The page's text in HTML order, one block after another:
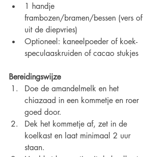
1 handje
frambozen/bramen/bessen (vers of
uit de diepvries)
Optioneel: kaneelpoeder of koek-
speculaaskruiden of cacao stukjes
Bereidingswijze
Doe de amandelmelk en het
chiazaad in een kommetje en roer
goed door.
Dek het kommetje af, zet in de
koelkast en laat minimaal 2 uur
staan.